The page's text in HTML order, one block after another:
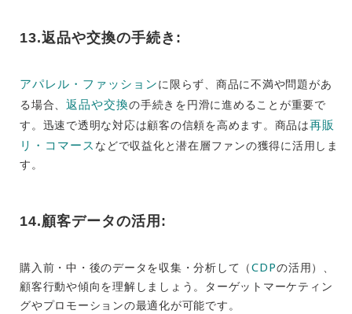
13.返品や交換の手続き:
アパレル・ファッションに限らず、商品に不満や問題があ
る場合、 返品や交換の手続きを円滑に進めることが重要で
す。迅速で透明な対応は顧客の信頼を高めます。商品は再販
リ・コマース などで収益化と潜在層ファンの獲得に活用しま
す。
14.顧客データの活用:
購入前・中・後のデータを収集・分析して（CDPの活用）、
顧客行動や傾向を理解しましょう。ターゲットマーケティン
グやプロモーションの最適化が可能です。